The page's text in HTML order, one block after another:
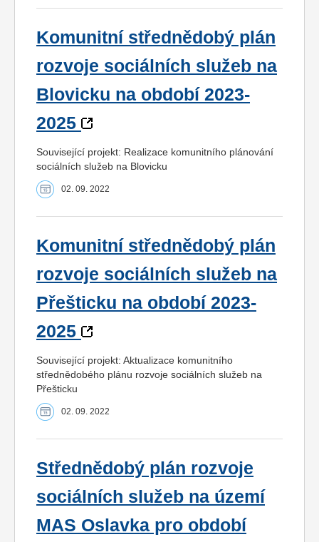
Komunitní střednědobý plán
rozvoje sociálních služeb na
Blovicku na období 2023-
2025
Související projekt: Realizace komunitního plánování
sociálních služeb na Blovicku
02. 09. 2022
Komunitní střednědobý plán
rozvoje sociálních služeb na
Přešticku na období 2023-
2025
Související projekt: Aktualizace komunitního
střednědobého plánu rozvoje sociálních služeb na
Přešticku
02. 09. 2022
Střednědobý plán rozvoje
sociálních služeb na území
MAS Oslavka pro období